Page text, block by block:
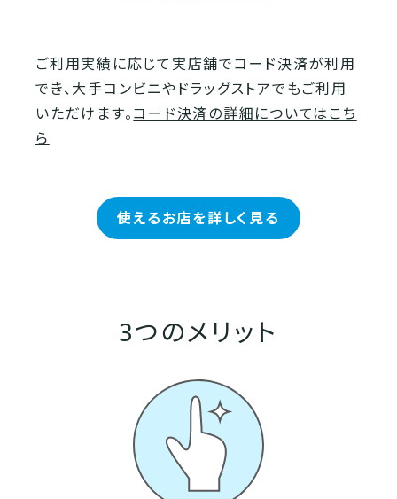
ご利用実績に応じて実店舗でコード決済が利用
でき、大手コンビニやドラッグストアでもご利用
いただけます。コード決済の詳細についてはこち
ら
使えるお店を詳しく見る
3つのメリット